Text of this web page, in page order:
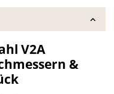
V2A
&